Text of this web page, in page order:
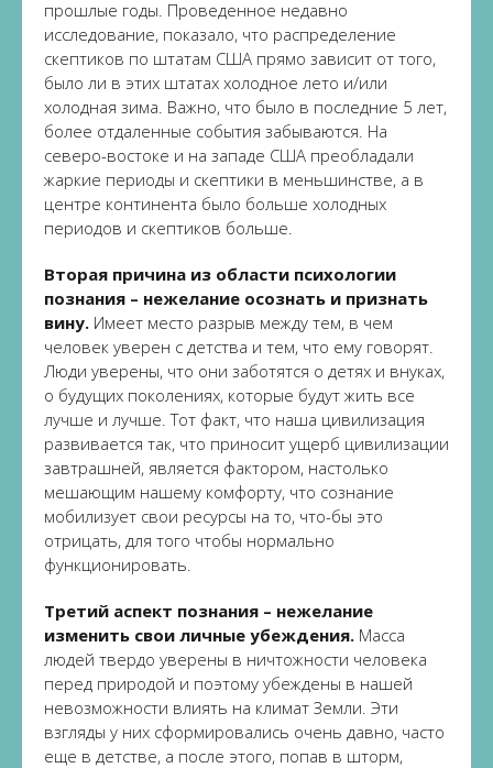
прошлые годы. Проведенное недавно
исследование, показало, что распределение
скептиков по штатам США прямо зависит от того,
было ли в этих штатах холодное лето и/или
холодная зима. Важно, что было в последние 5 лет,
более отдаленные события забываются. На
северо-востоке и на западе США преобладали
жаркие периоды и скептики в меньшинстве, а в
центре континента было больше холодных
периодов и скептиков больше.
Вторая причина из области психологии
познания – нежелание осознать и признать
вину. Имеет место разрыв между тем, в чем
человек уверен с детства и тем, что ему говорят.
Люди уверены, что они заботятся о детях и внуках,
о будущих поколениях, которые будут жить все
лучше и лучше. Тот факт, что наша цивилизация
развивается так, что приносит ущерб цивилизации
завтрашней, является фактором, настолько
мешающим нашему комфорту, что сознание
мобилизует свои ресурсы на то, что-бы это
отрицать, для того чтобы нормально
функционировать.
Третий аспект познания – нежелание
изменить свои личные убеждения. Масса
людей твердо уверены в ничтожности человека
перед природой и поэтому убеждены в нашей
невозможности влиять на климат Земли. Эти
взгляды у них сформировались очень давно, часто
еще в детстве, а после этого, попав в шторм,